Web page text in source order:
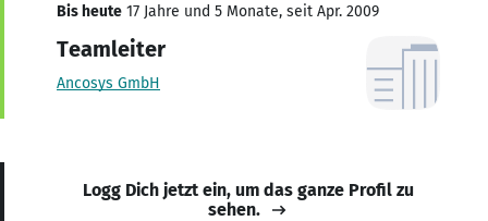
Bis heute 17 Jahre und 5 Monate, seit Apr. 2009
Teamleiter
Ancosys GmbH
Logg Dich jetzt ein, um das ganze Profil zu
sehen.